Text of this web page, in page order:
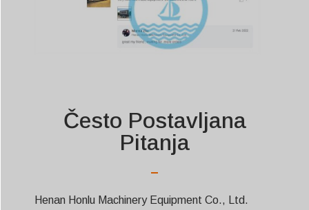
Često Postavljana
Pitanja
Henan Honlu Machinery Equipment Co., Ltd.